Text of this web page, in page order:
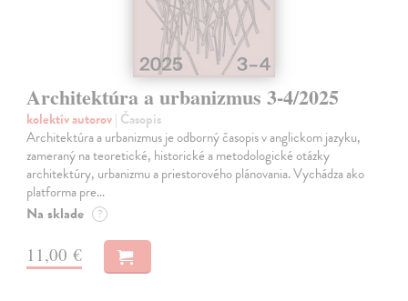
Architektúra a urbanizmus 3-4/2025
kolektív autorov| Časopis
Architektúra a urbanizmus je odborný časopis v anglickom jazyku,
zameraný na teoretické, historické a metodologické otázky
architektúry, urbanizmu a priestorového plánovania. Vychádza ako
platforma pre…
Na sklade ?
11,00 €